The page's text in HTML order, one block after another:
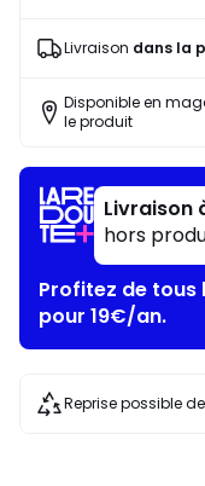
Livraison dans la
Disponible en
le produit
Livraison
hors
Profitez de tous
pour 19€/an.
Reprise possible